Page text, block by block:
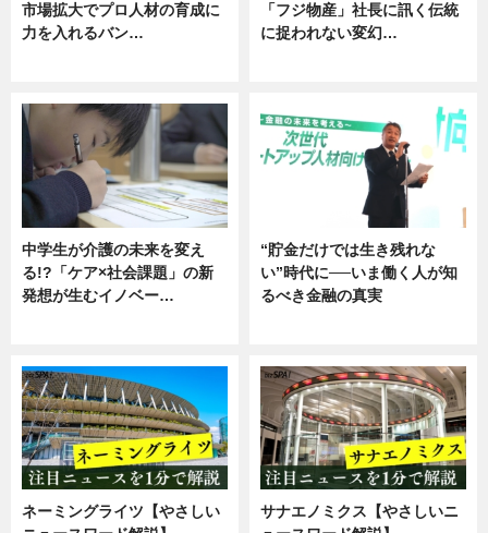
市場拡大でプロ人材の育成に
力を入れるバン…
「フジ物産」社長に訊く伝統
に捉われない変幻…
中学生が介護の未来を変え
る!?「ケア×社会課題」の新
発想が生むイノベー…
“貯金だけでは生き残れな
い”時代に──いま働く人が知
るべき金融の真実
ネーミングライツ【やさしい
サナエノミクス【やさしいニ